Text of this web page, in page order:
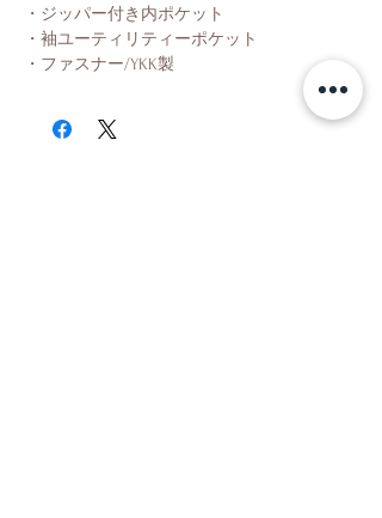
・ジッパー付き内ポケット
・袖ユーティリティーポケット
・ファスナー/YKK製